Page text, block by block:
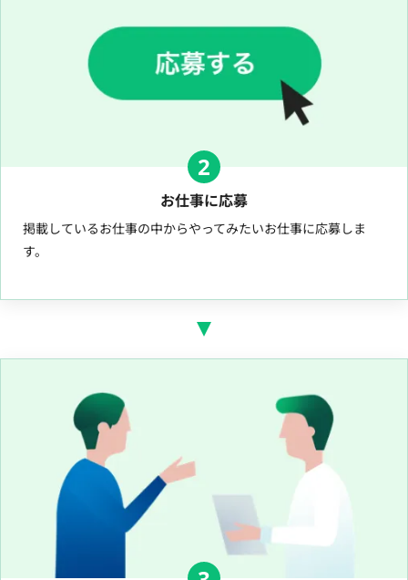
2
お仕事に応募
掲載しているお仕事の中からやってみたいお仕事に応募しま
す。